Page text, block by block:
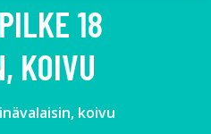
18
KOIVU
koivu